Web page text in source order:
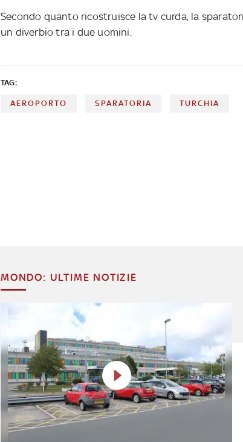
Secondo quanto ricostruisce la tv curda, la
un diverbio tra i due uomini.
TAG:
AEROPORTO SPARATORIA TURCHIA
MONDO: ULTIME NOTIZIE